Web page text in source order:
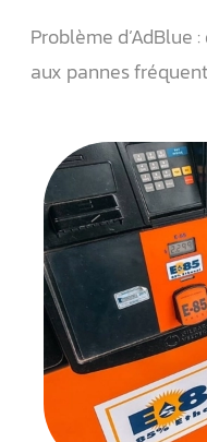
Problème d’AdBlue
aux pannes